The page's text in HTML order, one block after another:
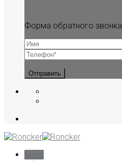
Форма обратного звонка